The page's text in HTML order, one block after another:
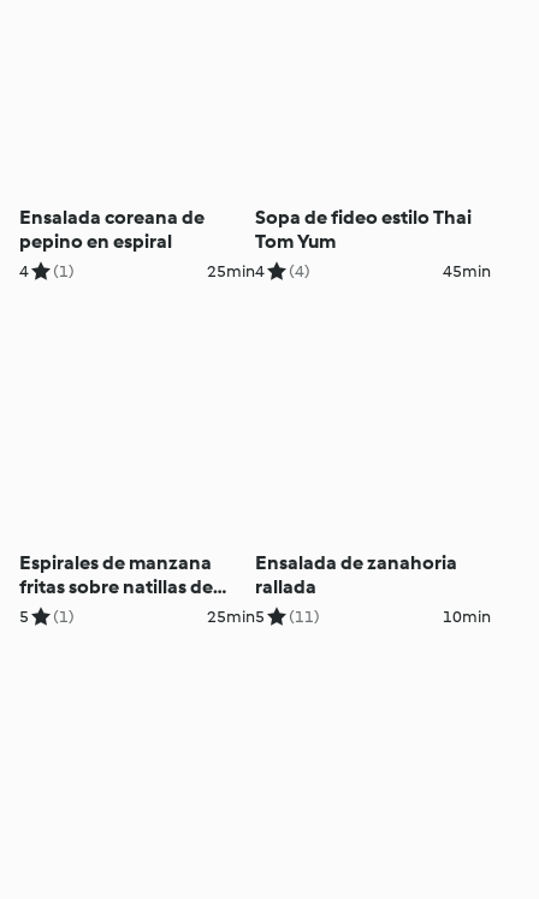
Ensalada coreana de
pepino en espiral
4 (1) 25min
Sopa de fideo estilo Thai
Tom Yum
4 (4) 45min
Espirales de manzana
fritas sobre natillas de
vainilla
5 (1) 25min
Ensalada de zanahoria
rallada
5 (11) 10min